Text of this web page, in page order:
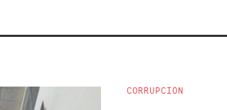
CORRUPCIÓN